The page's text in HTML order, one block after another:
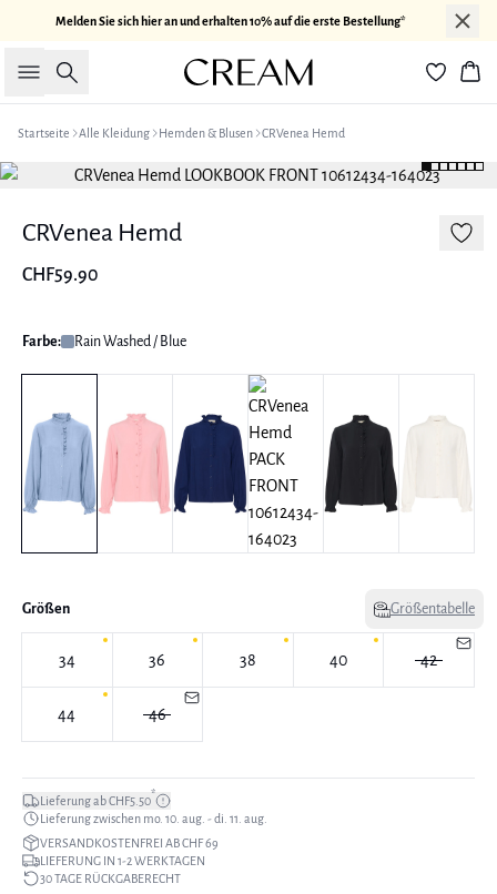
Melden Sie sich hier an und erhalten 10% auf die erste Bestellung*
Suche
Startseite Alle Kleidung Hemden & Blusen CRVenea Hemd
CRVenea Hemd
CHF59.90
Farbe: Rain Washed / Blue
Größen Größentabelle
34 36 38 40 42
44 46
Lieferung ab CHF5.50*
Lieferung zwischen mo. 10. aug. - di. 11. aug.
VERSANDKOSTENFREI AB CHF 69
LIEFERUNG IN 1-2 WERKTAGEN
30 TAGE RÜCKGABERECHT